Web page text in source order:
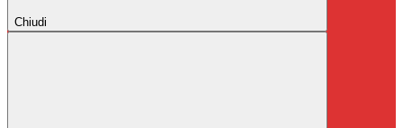
Chiudi